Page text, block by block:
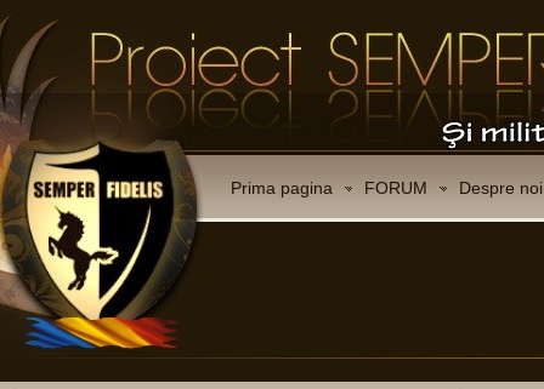
Prima pagina FORUM Despre noi